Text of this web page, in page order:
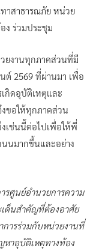
าสาธารณภัย หน่วย
ง ร่วมประชุม
ยงานทุกภาคส่วนที่มี
ต์ 2569 ที่ผ่านมา เพื่อ
กิดอุบัติเหตุและ
ขอให้ทุกภาคส่วน
เช่นนี้ต่อไปเพื่อให้พี่
นมากขึ้นและอย่าง
รศูนย์อำนวยการความ
ด็นสำคัญที่ต้องอาศัย
ารร่วมกับหน่วยงานที่
หาอุบัติเหตุทางท้อง